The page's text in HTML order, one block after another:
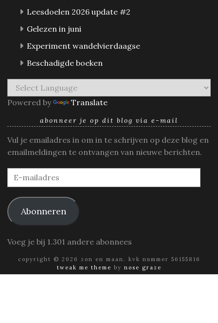
Leesdoelen 2026 update #2
Gelezen in juni
Experiment wandelvierdaagse
Beschadigde boeken
Powered by Translate
abonneer je op dit blog via e-mail
Vul je emailadres in om in te schrijven op deze blog en
emailmeldingen te ontvangen van nieuwe berichten.
E-
mailadres
Abonneren
Voeg je bij 1.301 andere abonnees
copyright © 2026 zon en maan. kvk nummer 56155816
tweak me theme by nose graze